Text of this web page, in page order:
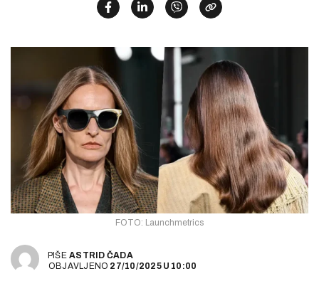
FOTO: Launchmetrics
PIŠEASTRID ČADA
OBJAVLJENO 27/10/2025 U 10:00